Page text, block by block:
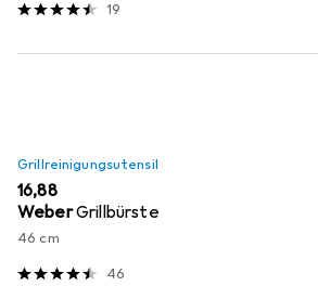
19
Grillreinigungsutensil
EUR
16,88
WeberGrillbürste
46 cm
46